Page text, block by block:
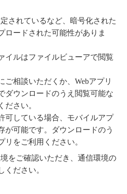
されているなど、暗号化された
ロードされた可能性がありま
イルはファイルビューアで閲覧
ご相談いただくか、Webアプリ
ダウンロードのうえ閲覧可能な
ださい。
可している場合、モバイルアプ
が可能です。ダウンロードのう
リをご利用ください。
をご確認いただき、通信環境の
ください。